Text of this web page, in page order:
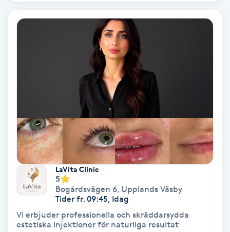
Pedikyr
Pensionärklippning
Permanent
Permanent hårborttagning
LaVita Clinic
5
Bogårdsvägen 6, Upplands Väsby
Tider fr. 09:45, Idag
Vi erbjuder professionella och skräddarsydda
estetiska injektioner för naturliga resultat